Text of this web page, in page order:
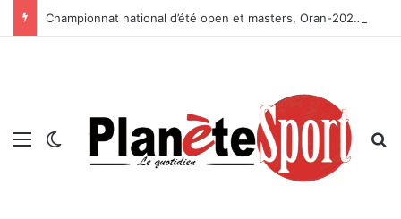
Championnat national d’été open et masters, Oran-2026 — Le CRB s’adjuge le titre
Menu Switch skin